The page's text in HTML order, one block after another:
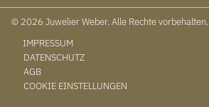
© 2026 Juwelier Weber. Alle Rechte vorbehalten.
IMPRESSUM
DATENSCHUTZ
AGB
COOKIE EINSTELLUNGEN